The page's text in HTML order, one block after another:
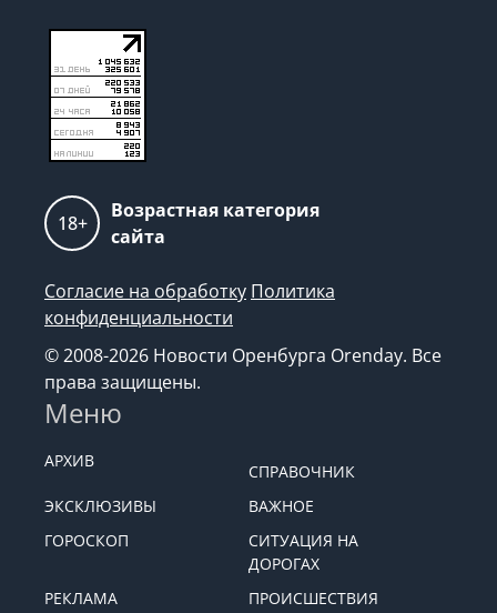
18+
Возрастная категория
сайта
Согласие на обработку Политика
конфиденциальности
© 2008-2026 Новости Оренбурга Orenday. Все
права защищены.
Меню
АРХИВ
СПРАВОЧНИК
ЭКСКЛЮЗИВЫ
ВАЖНОЕ
ГОРОСКОП
СИТУАЦИЯ НА
ДОРОГАХ
РЕКЛАМА
ПРОИСШЕСТВИЯ